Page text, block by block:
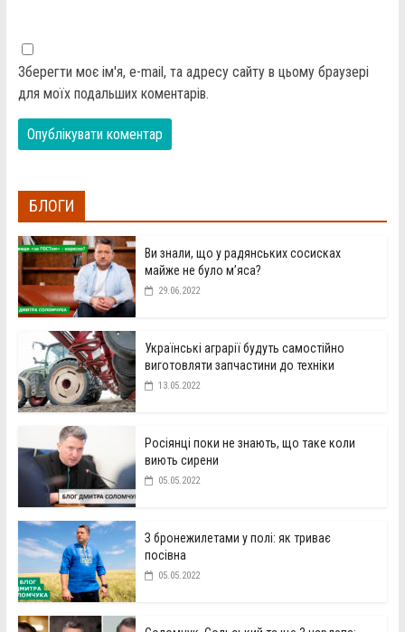
Зберегти моє ім'я, e-mail, та адресу сайту в цьому браузері
для моїх подальших коментарів.
БЛОГИ
Ви знали, що у радянських сосисках
майже не було м’яса?
29.06.2022
Українські аграрії будуть самостійно
виготовляти запчастини до техніки
13.05.2022
Росіянці поки не знають, що таке коли
виють сирени
05.05.2022
З бронежилетами у полі: як триває
посівна
05.05.2022